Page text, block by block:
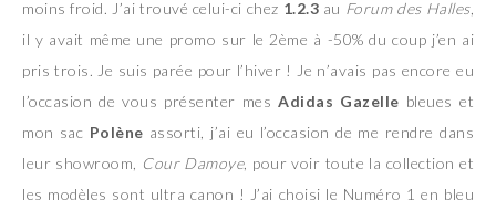
moins froid. J’ai trouvé celui-ci chez 1.2.3 au Forum des Halles,
il y avait même une promo sur le 2ème à -50% du coup j’en ai
pris trois. Je suis parée pour l’hiver ! Je n’avais pas encore eu
l’occasion de vous présenter mesAdidas Gazelle bleues et
mon sac Polène assorti, j’ai eu l’occasion de me rendre dans
leur showroom,
Cour Damoye, pour voir toute la collection et
les modèles sont ultra canon ! J’ai choisi le Numéro 1 en bleu